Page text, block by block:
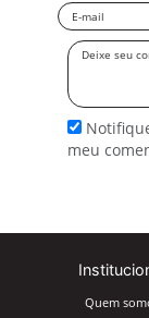
Email
Deixe
meu
Quem